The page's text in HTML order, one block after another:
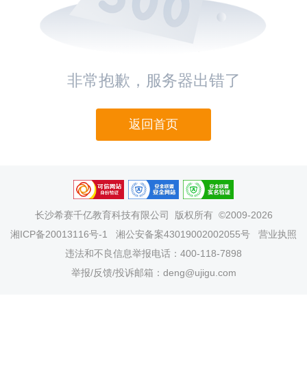
非常抱歉，服务器出错了
返回首页
长沙希赛千亿教育科技有限公司
版权所有 ©2009-2026
湘ICP备20013116号-1
湘公安备案43019002002055号
营业执照
违法和不良信息举报电话：400-118-7898
举报/反馈/投诉邮箱：deng@ujigu.com